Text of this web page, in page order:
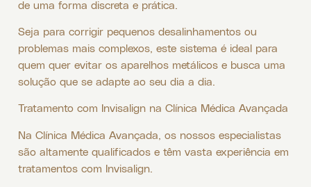
de uma forma discreta e prática.
Seja para corrigir pequenos desalinhamentos ou
problemas mais complexos, este sistema é ideal para
quem quer evitar os aparelhos metálicos e busca uma
solução que se adapte ao seu dia a dia.
Tratamento com Invisalign na Clínica Médica Avançada
Na Clínica Médica Avançada, os nossos especialistas
são altamente qualificados e têm vasta experiência em
tratamentos com Invisalign.